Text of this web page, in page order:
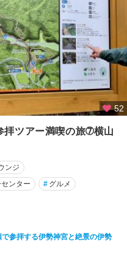
52
拝ツアー満喫の旅➆横山
ンジ
ンター # グルメ
参拝する伊勢神宮と絶景の伊勢